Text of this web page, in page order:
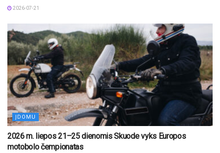
2026-07-21
ĮDOMU
2026 m. liepos 21–25 dienomis Skuode vyks Europos
motobolo čempionatas